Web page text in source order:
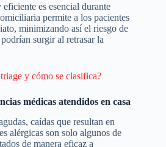
es esencial durante
permite a los pacientes
minimizando así el riesgo de
surgir al retrasar la
y cómo se clasifica​?
médicas atendidos en casa
caídas que resultan en
alérgicas son solo algunos de
de manera eficaz a